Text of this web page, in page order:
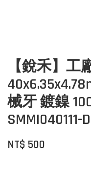
【銳禾】工
械牙 鍍鎳
SMMI040111-
NT$ 500